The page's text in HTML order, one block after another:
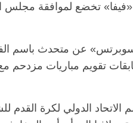
عن متحدث باسم
تقويم مباريات مزدحم مع
الدولي لكرة القدم